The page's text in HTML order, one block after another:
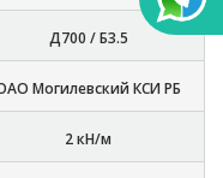
Д700 / Б3.5
Могилевский КСИ РБ
2 кН/м